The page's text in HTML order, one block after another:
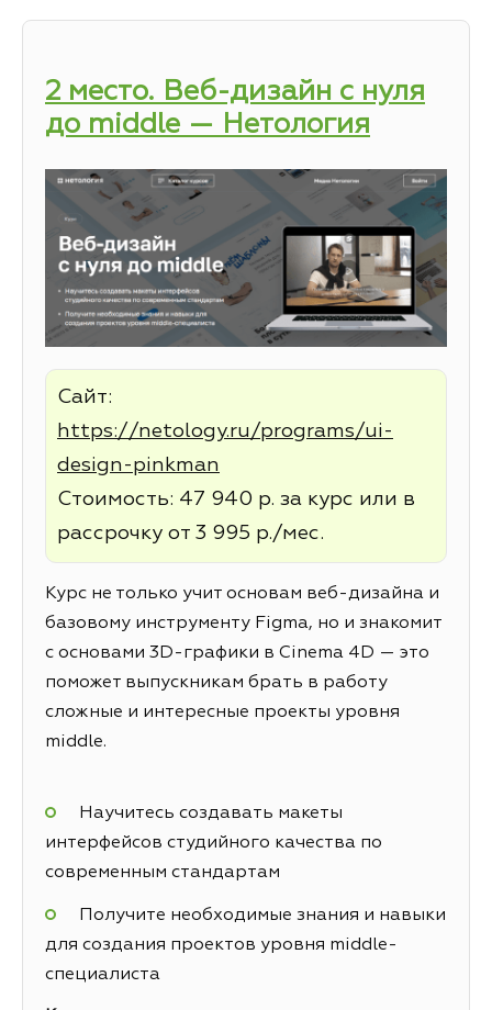
2 место. Веб-дизайн с нуля
до middle — Нетология
Сайт:
https://netology.ru/programs/ui-
design-pinkman
Стоимость: 47 940 р. за курс или в
рассрочку от 3 995 р./мес.
Курс не только учит основам веб-дизайна и
базовому инструменту Figma, но и знакомит
с основами 3D-графики в Cinema 4D — это
поможет выпускникам брать в работу
сложные и интересные проекты уровня
middle.
Научитесь создавать макеты
интерфейсов студийного качества по
современным стандартам
Получите необходимые знания и навыки
для создания проектов уровня middle-
специалиста